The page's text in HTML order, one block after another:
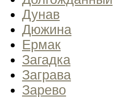
Дунав
Дюжина
Ермак
Загадка
Заграва
Зарево